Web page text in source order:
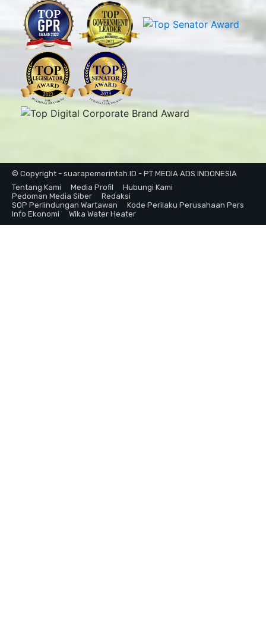
© Copyright - suarapemerintah.ID - PT MEDIA ADS INDONESIA
Tentang Kami
Media Profil
Hubungi Kami
Pedoman Media Siber
Redaksi
SOP Perlindungan Wartawan
Kode Perilaku Perusahaan Pers
Info Ekonomi
Wika Water Heater